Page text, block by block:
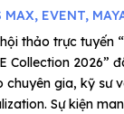
MAX, EVENT,
thảo trực tuyến
Collection 2026”
gia, kỹ sư
Sự kiện